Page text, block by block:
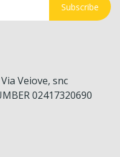
Subscribe
Veiove, snc
02417320690